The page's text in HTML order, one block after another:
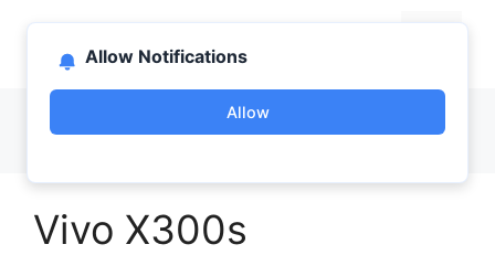
content
bootlab.in
Vivo X300s
Allow Notifications
Allow